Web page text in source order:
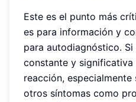
Este es el punto más
es para información y
para autodiagnóstico.
constante y
reacción,
otros síntomas como